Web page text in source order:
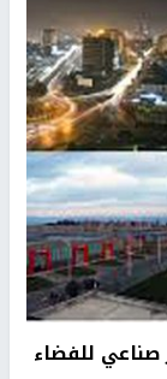
صناعي للفضاء